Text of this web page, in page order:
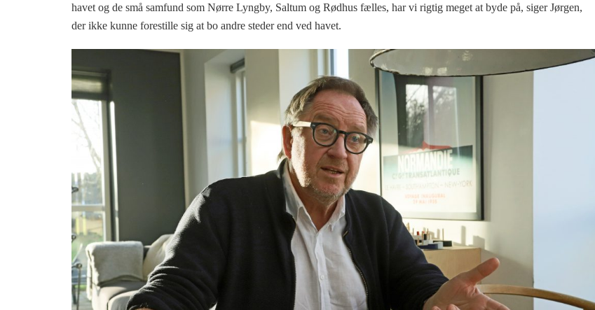
havet og de små samfund som Nørre Lyngby, Saltum og Rødhus fælles, har vi rigtig meget at byde på, siger Jørgen,
der ikke kunne forestille sig at bo andre steder end ved havet.